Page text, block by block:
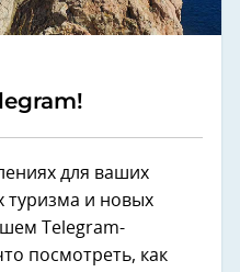
для ваших
туризма и новых
Telegram-
посмотреть, как